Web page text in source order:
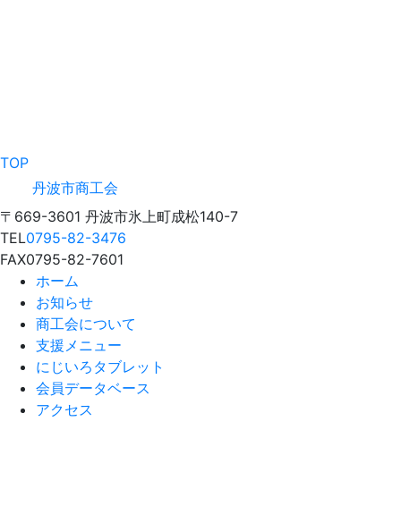
TOP
丹波市商工会
〒669-3601 丹波市氷上町成松140-7
TEL0795-82-3476
FAX0795-82-7601
ホーム
お知らせ
商工会について
支援メニュー
にじいろタブレット
会員データベース
アクセス